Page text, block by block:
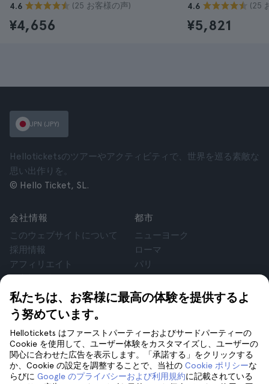
4.6 (25 お客様の声)
¥4,656
4.6 (25
¥5,821
私たちは、お客様に最高の体験を提供するよ
う努めています。
Hellotickets はファーストパーティーおよびサードパーティーの
Cookie を使用して、ユーザー体験をカスタマイズし、ユーザーの
関心に合わせた広告を表示します。「承諾する」をクリックする
か、Cookie の設定を調整することで、当社の Cookie ポリシーな
らびに Google のプライバシーおよび利用規約に記載されている
JPN (JPY)
Helloticketsのツアーやアクティビティで、世界を巡る素敵な
思い出作りを。
© Hello Ticket, SL.
会社情報
このウェブサイトについて
採用情報
アフィリエイト
個人情報保護方針
利用規約
法律相談
cookie
都市
ニューヨーク
ローマ
パリ
グラナダ
サポート
フォローしてください